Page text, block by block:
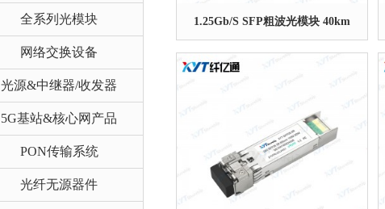
全系列光模块
网络交换设备
光源&中继器/收发器
5G基站&核心网产品
PON传输系统
光纤无源器件
1.25Gb/S SFP粗波光模块 40km